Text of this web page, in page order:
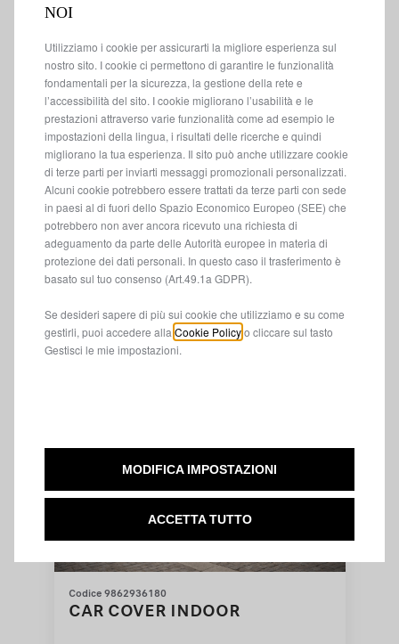
Codice 50290615
TELO COPRIVETTURA PER
INTERNI
Consegna stimata17/08
512,89€
Price
512,89
€
- +
Quantity
to:
1
Codice 9862936180
CAR COVER INDOOR
NOI
Utilizziamo i cookie per assicurarti la migliore esperienza sul
nostro sito. I cookie ci permettono di garantire le funzionalità
fondamentali per la sicurezza, la gestione della rete e
l’accessibilità del sito. I cookie migliorano l’usabilità e le
prestazioni attraverso varie funzionalità come ad esempio le
impostazioni della lingua, i risultati delle ricerche e quindi
migliorano la tua esperienza. Il sito può anche utilizzare cookie
di terze parti per inviarti messaggi promozionali personalizzati.
Alcuni cookie potrebbero essere trattati da terze parti con sede
in paesi al di fuori dello Spazio Economico Europeo (SEE) che
potrebbero non aver ancora ricevuto una richiesta di
adeguamento da parte delle Autorità europee in materia di
protezione dei dati personali. In questo caso il trasferimento è
basato sul tuo consenso (Art.49.1a GDPR).
Se desideri sapere di più sui cookie che utilizziamo e su come
gestirli, puoi accedere alla Cookie Policyo cliccare sul tasto
Gestisci le mie impostazioni.
MODIFICA IMPOSTAZIONI
ACCETTA TUTTO